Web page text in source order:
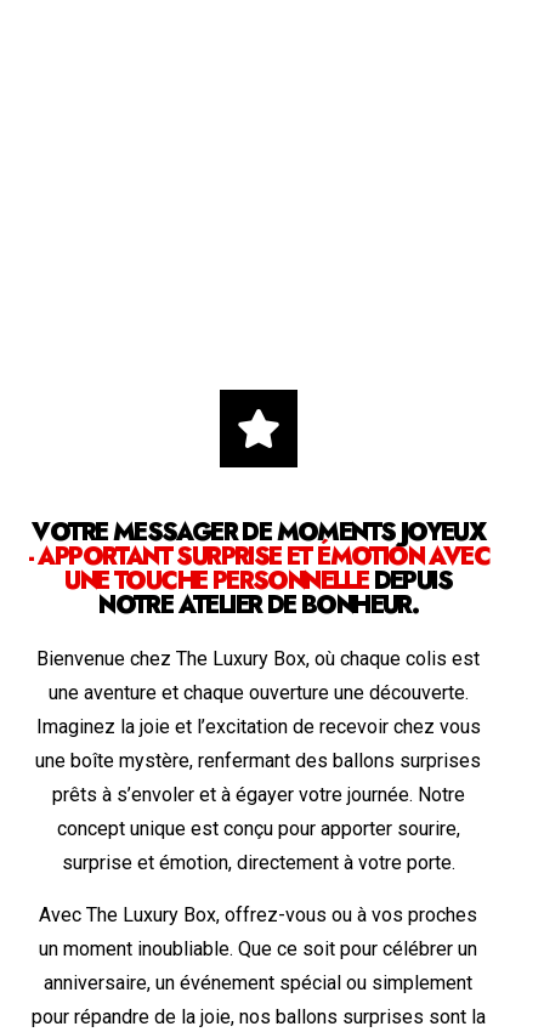
VOTRE MESSAGER DE MOMENTS JOYEUX
- APPORTANT SURPRISE ET ÉMOTION AVEC
UNE TOUCHE PERSONNELLEDEPUIS
NOTRE ATELIER DE BONHEUR.
Bienvenue chez The Luxury Box, où chaque colis est
une aventure et chaque ouverture une découverte.
Imaginez la joie et l’excitation de recevoir chez vous
une boîte mystère, renfermant des ballons surprises
prêts à s’envoler et à égayer votre journée. Notre
concept unique est conçu pour apporter sourire,
surprise et émotion, directement à votre porte.
Avec The Luxury Box, offrez-vous ou à vos proches
un moment inoubliable. Que ce soit pour célébrer un
anniversaire, un événement spécial ou simplement
pour répandre de la joie, nos ballons surprises sont la